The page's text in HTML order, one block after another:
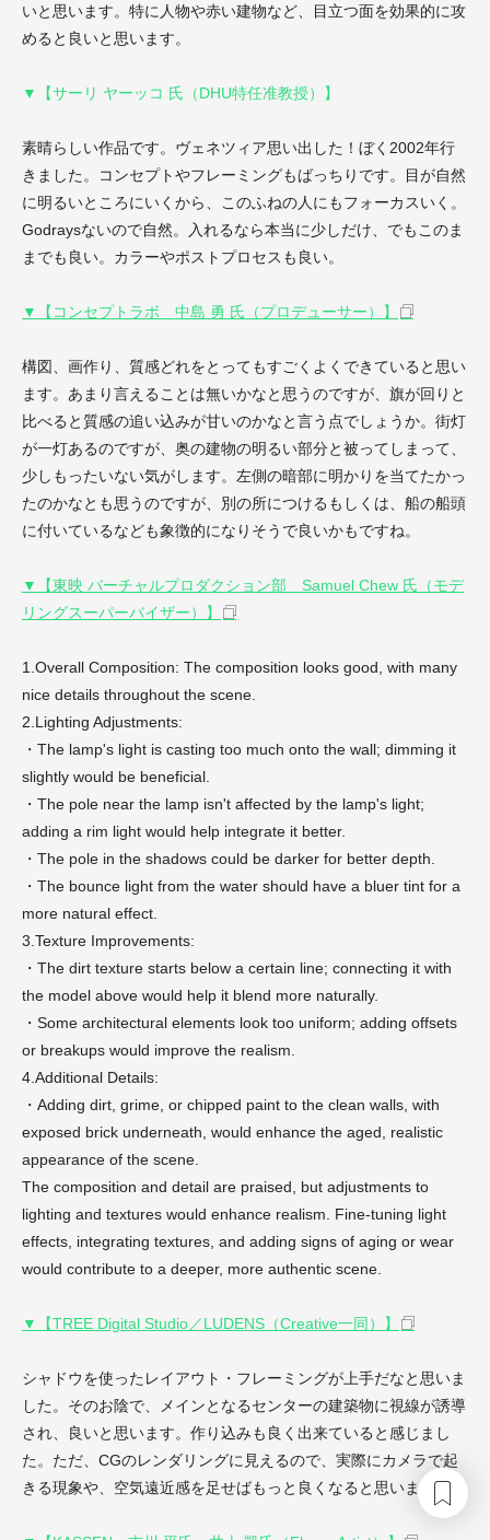
いと思います。特に人物や赤い建物など、目立つ面を効果的に攻
めると良いと思います。
▼【サーリ ヤーッコ 氏（DHU特任准教授）】
素晴らしい作品です。ヴェネツィア思い出した！ぼく2002年行
きました。コンセプトやフレーミングもばっちりです。目が自然
に明るいところにいくから、このふねの人にもフォーカスいく。
Godraysないので自然。入れるなら本当に少しだけ、でもこのま
までも良い。カラーやポストプロセスも良い。
▼【コンセプトラボ 中島 勇 氏（プロデューサー）】
構図、画作り、質感どれをとってもすごくよくできていると思い
ます。あまり言えることは無いかなと思うのですが、旗が回りと
比べると質感の追い込みが甘いのかなと言う点でしょうか。街灯
が一灯あるのですが、奥の建物の明るい部分と被ってしまって、
少しもったいない気がします。左側の暗部に明かりを当てたかっ
たのかなとも思うのですが、別の所につけるもしくは、船の船頭
に付いているなども象徴的になりそうで良いかもですね。
▼【東映 バーチャルプロダクション部 Samuel Chew 氏（モデ
リングスーパーバイザー）】
1.Overall Composition: The composition looks good, with many
nice details throughout the scene.
2.Lighting Adjustments:
・The lamp's light is casting too much onto the wall; dimming it
slightly would be beneficial.
・The pole near the lamp isn't affected by the lamp's light;
adding a rim light would help integrate it better.
・The pole in the shadows could be darker for better depth.
・The bounce light from the water should have a bluer tint for a
more natural effect.
3.Texture Improvements:
・The dirt texture starts below a certain line; connecting it with
the model above would help it blend more naturally.
・Some architectural elements look too uniform; adding offsets
or breakups would improve the realism.
4.Additional Details:
・Adding dirt, grime, or chipped paint to the clean walls, with
exposed brick underneath, would enhance the aged, realistic
appearance of the scene.
The composition and detail are praised, but adjustments to
lighting and textures would enhance realism. Fine-tuning light
effects, integrating textures, and adding signs of aging or wear
would contribute to a deeper, more authentic scene.
▼【TREE Digital Studio／LUDENS（Creative一同）】
シャドウを使ったレイアウト・フレーミングが上手だなと思いま
した。そのお陰で、メインとなるセンターの建築物に視線が誘導
され、良いと思います。作り込みも良く出来ていると感じまし
た。ただ、CGのレンダリングに見えるので、実際にカメラで起
きる現象や、空気遠近感を足せばもっと良くなると思います。